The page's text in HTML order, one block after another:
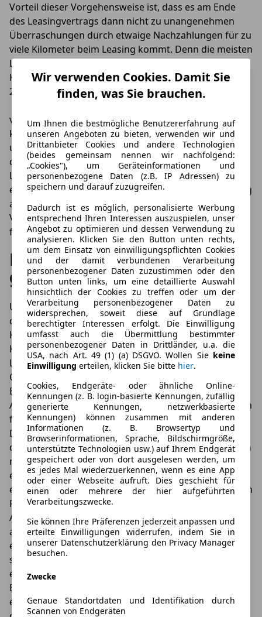
Vorteil dieser Vorgehensweise ist, dass es am Ende
des Leasingvertrags dann nicht zu unangenehmen
Überraschungen durch etwaige Nachzahlungen für zu
viele Kilometer beim Leasing kommt. Denn die meisten
Leasingverträge weisen zwar eine gewisse
Kulanzspanne an Kilometern auf – üblich sind meist
2.500 km, die kostenfrei „überzogen“ werden dürfen
vertragsgemäß abgerechnet. Und je nach Kosten pro
km ist es hier oft deutlich preiswerter, problemloser
und stressfreier, bereits im Vorfeld mit der Bank oder
dem Händler darüber zu sprechen, dass es beim
Leasing zu viele Kilometer werden und den Vertrag
entsprechend zu modifizieren. Dies schafft gleichzeitig
auch Klarheit und Transparenz für alle
Vertragspartner und ermöglicht eine für beide Seiten
faire und zufriedenstellende Lösung.
Bei Anschlussvertrag oft
gewisse Kulanz
Übrigens: Natürlich kann es auch einmal passieren,
dass man bei seinem Leasing mit dem Kfz zu viele
Kilometer gefahren und über die „offizielle“
Kulanzgrenze hinausgekommen ist, ohne den
Leasingvertrag aber zwischenzeitlich anzupassen.
Oder die zusätzlichen Fahrten entstehen ganz zum
Ende des Leasingvertrags, so dass eine rechtzeitige
Anpassung des Vertrages nicht mehr möglich ist. Auch
für diesen Fall gibt es aber durchaus Möglichkeiten.
Denn zum Glück bedeutet das nicht zwangsläufig,
dass nun für die überzähligen km nachgezahlt werden
muss. Unter bestimmten Voraussetzungen hat man
eventuell sogar noch ganz gute Chancen, ganz ohne
eine allzu hohe Nachzahlung davonzukommen: In dem
Fall nämlich, wenn über denselben Händler direkt ein
Anschlussvertrag für ein neues Fahrzeug
abgeschlossen wird, zeigen sich viele Leasinggeber
erfahrungsgemäß durchaus kulant – zumindest,
solange sich die „Überziehung“ der km noch
einigermaßen im Rahmen hält und nicht zu extrem ist.
Bleibt man dem Autohaus also als Leasingkunde
erhalten, ist dieses sicherlich eher bereit, einem bei
Wir verwenden Cookies. Damit Sie
finden, was Sie brauchen.
Um Ihnen die bestmögliche Benutzererfahrung auf
unseren Angeboten zu bieten, verwenden wir und
Drittanbieter Cookies und andere Technologien
(beides gemeinsam nennen wir nachfolgend:
„Cookies"), um Geräteinformationen und
personenbezogene Daten (z.B. IP Adressen) zu
speichern und darauf zuzugreifen.
Dadurch ist es möglich, personalisierte Werbung
entsprechend Ihren Interessen auszuspielen, unser
Angebot zu optimieren und dessen Verwendung zu
analysieren. Klicken Sie den Button unten rechts,
um dem Einsatz von einwilligungspflichten Cookies
und der damit verbundenen Verarbeitung
personenbezogener Daten zuzustimmen oder den
Button unten links, um eine detaillierte Auswahl
hinsichtlich der Cookies zu treffen oder um der
Verarbeitung personenbezogener Daten zu
widersprechen, soweit diese auf Grundlage
berechtigter Interessen erfolgt. Die Einwilligung
umfasst auch die Übermittlung bestimmter
personenbezogener Daten in Drittländer, u.a. die
USA, nach Art. 49 (1) (a) DSGVO. Wollen Sie keine
Einwilligung erteilen, klicken Sie bitte hier.
Cookies, Endgeräte- oder ähnliche Online-
Kennungen (z. B. login-basierte Kennungen, zufällig
generierte Kennungen, netzwerkbasierte
Kennungen) können zusammen mit anderen
Informationen (z. B. Browsertyp und
Browserinformationen, Sprache, Bildschirmgröße,
unterstützte Technologien usw.) auf Ihrem Endgerät
gespeichert oder von dort ausgelesen werden, um
es jedes Mal wiederzuerkennen, wenn es eine App
oder einer Webseite aufruft. Dies geschieht für
einen oder mehrere der hier aufgeführten
Verarbeitungszwecke.
Sie können Ihre Präferenzen jederzeit anpassen und
erteilte Einwilligungen widerrufen, indem Sie in
unserer Datenschutzerklärung den Privacy Manager
besuchen.
Zwecke
Genaue Standortdaten und Identifikation durch
Scannen von Endgeräten